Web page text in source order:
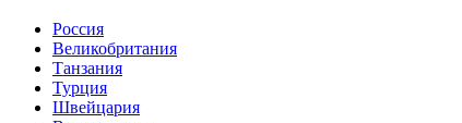
Россия
Великобритания
Танзания
Турция
Швейцария